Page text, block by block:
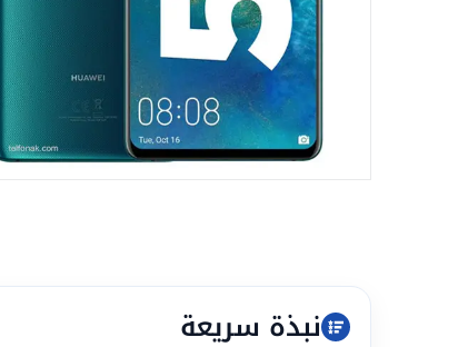
نبذة سريعة